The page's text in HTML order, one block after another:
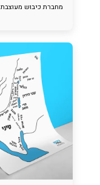
מחברת כיבוש מעוצבת